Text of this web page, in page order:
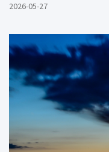
2026-05-27